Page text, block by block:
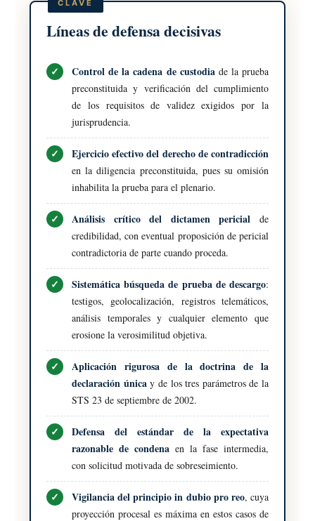
Líneas de defensa decisivas
Control de la cadena de custodiade la prueba
preconstituida y verificación del cumplimiento
de los requisitos de validez exigidos por la
jurisprudencia.
Ejercicio efectivo del derecho de contradicción
en la diligencia preconstituida, pues su omisión
inhabilita la prueba para el plenario.
Análisis crítico del dictamen pericial de
credibilidad, con eventual proposición de pericial
contradictoria de parte cuando proceda.
Sistemática búsqueda de prueba de descargo:
testigos, geolocalización, registros telemáticos,
análisis temporales y cualquier elemento que
erosione la verosimilitud objetiva.
Aplicación rigurosa de la doctrina de la
declaración únicay de los tres parámetros de la
STS 23 de septiembre de 2002.
Defensa del estándar de la expectativa
razonable de condena en la fase intermedia,
con solicitud motivada de sobreseimiento.
Vigilancia del principio in dubio pro reo, cuya
proyección procesal es máxima en estos casos de